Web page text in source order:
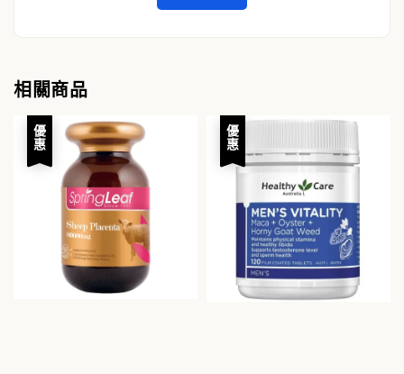
相關商品
優惠 優惠